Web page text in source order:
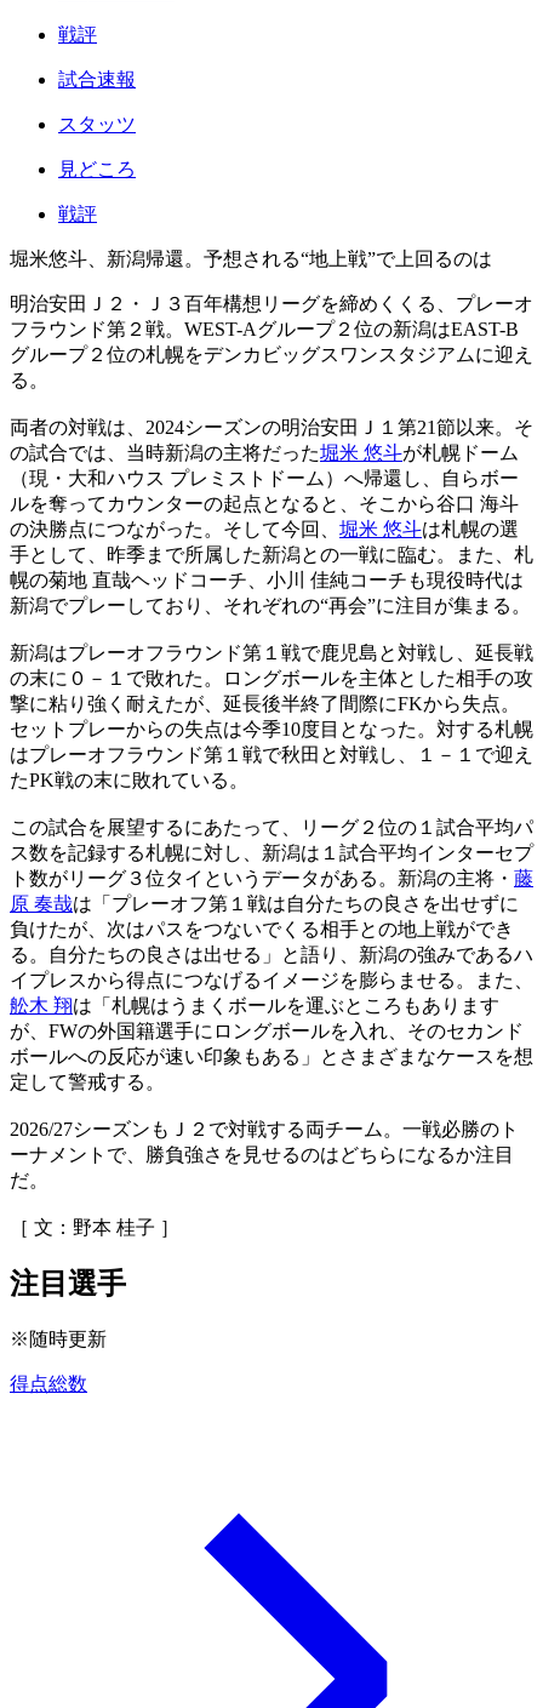
戦評
試合速報
スタッツ
見どころ
戦評
堀米悠斗、新潟帰還。予想される“地上戦”で上回るのは
明治安田Ｊ２・Ｊ３百年構想リーグを締めくくる、プレーオ
フラウンド第２戦。WEST-Aグループ２位の新潟はEAST-B
グループ２位の札幌をデンカビッグスワンスタジアムに迎え
る。
両者の対戦は、2024シーズンの明治安田Ｊ１第21節以来。そ
の試合では、当時新潟の主将だった堀米 悠斗が札幌ドーム
（現・大和ハウス プレミストドーム）へ帰還し、自らボー
ルを奪ってカウンターの起点となると、そこから谷口 海斗
の決勝点につながった。そして今回、 堀米 悠斗は札幌の選
手として、昨季まで所属した新潟との一戦に臨む。また、札
幌の菊地 直哉ヘッドコーチ、小川 佳純コーチも現役時代は
新潟でプレーしており、それぞれの“再会”に注目が集まる。
新潟はプレーオフラウンド第１戦で鹿児島と対戦し、延長戦
の末に０－１で敗れた。ロングボールを主体とした相手の攻
撃に粘り強く耐えたが、延長後半終了間際にFKから失点。
セットプレーからの失点は今季10度目となった。対する札幌
はプレーオフラウンド第１戦で秋田と対戦し、１－１で迎え
たPK戦の末に敗れている。
この試合を展望するにあたって、リーグ２位の１試合平均パ
ス数を記録する札幌に対し、新潟は１試合平均インターセプ
ト数がリーグ３位タイというデータがある。新潟の主将・ 藤
原 奏哉は「プレーオフ第１戦は自分たちの良さを出せずに
負けたが、次はパスをつないでくる相手との地上戦ができ
る。自分たちの良さは出せる」と語り、新潟の強みであるハ
イプレスから得点につなげるイメージを膨らませる。また、
舩木 翔は「札幌はうまくボールを運ぶところもあります
が、FWの外国籍選手にロングボールを入れ、そのセカンド
ボールへの反応が速い印象もある」とさまざまなケースを想
定して警戒する。
2026/27シーズンもＪ２で対戦する両チーム。一戦必勝のト
ーナメントで、勝負強さを見せるのはどちらになるか注目
だ。
［ 文：野本 桂子 ］
注目選手
※随時更新
得点総数